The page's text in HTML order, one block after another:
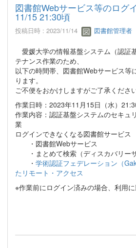
図書館Webサービス等のログ
11/15 21:30頃
投稿日時 : 2023/11/14 図書館管理者
愛媛大学の情報基盤システム（認証
テナンス作業のため、
以下の時間帯、図書館Webサービス等
ります。
ご不便をおかけしますがご了承ください
作業日時：2023年11月15日（水）
作業内容：認証基盤システムのセキュ
業
ログインできなくなる図書館サービス
・図書館Webサービス
・まとめて検索（ディスカバリー
・ 学術認証フェデレーション（
たリモート・アクセス
※作業前にログイン済みの場合、利用に